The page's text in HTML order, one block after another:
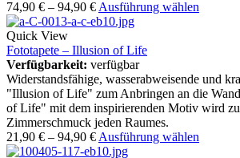
74,90 € – 94,90 € Ausführung wählen
Quick View
Fototapete – Illusion of Life
Verfügbarkeit: verfügbar
Widerstandsfähige, wasserabweisende und
"Illusion of Life" zum Anbringen an die
of Life" mit dem inspirierenden Motiv wird
Zimmerschmuck jeden Raumes.
21,90 € – 94,90 € Ausführung wählen